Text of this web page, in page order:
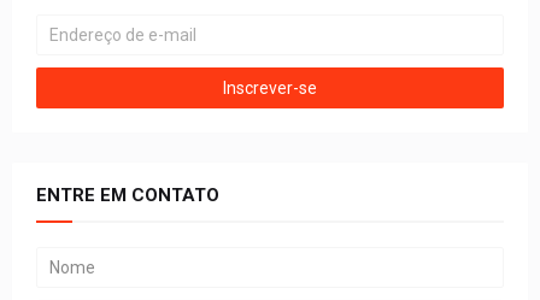
ENTRE EM CONTATO